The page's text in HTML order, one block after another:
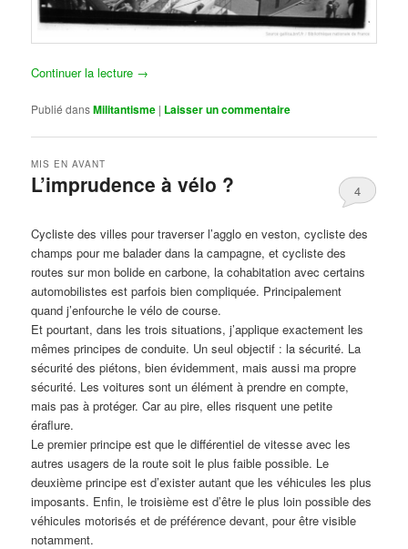
Continuer la lecture →
Publié dansMilitantisme | Laisser un commentaire
L’imprudence à vélo ?
MIS EN AVANT
4
Cycliste des villes pour traverser l’agglo en veston, cycliste des
champs pour me balader dans la campagne, et cycliste des
routes sur mon bolide en carbone, la cohabitation avec certains
automobilistes est parfois bien compliquée. Principalement
quand j’enfourche le vélo de course.
Et pourtant, dans les trois situations, j’applique exactement les
mêmes principes de conduite. Un seul objectif : la sécurité. La
sécurité des piétons, bien évidemment, mais aussi ma propre
sécurité. Les voitures sont un élément à prendre en compte,
mais pas à protéger. Car au pire, elles risquent une petite
éraflure.
Le premier principe est que le différentiel de vitesse avec les
autres usagers de la route soit le plus faible possible. Le
deuxième principe est d’exister autant que les véhicules les plus
imposants. Enfin, le troisième est d’être le plus loin possible des
véhicules motorisés et de préférence devant, pour être visible
notamment.